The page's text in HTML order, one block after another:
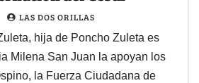
LAS DOS ORILLAS
hija de Poncho Zuleta es
Milena San Juan la apoyan los
la Fuerza Ciudadana de